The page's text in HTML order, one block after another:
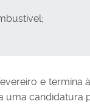
e termina
uma candidatura